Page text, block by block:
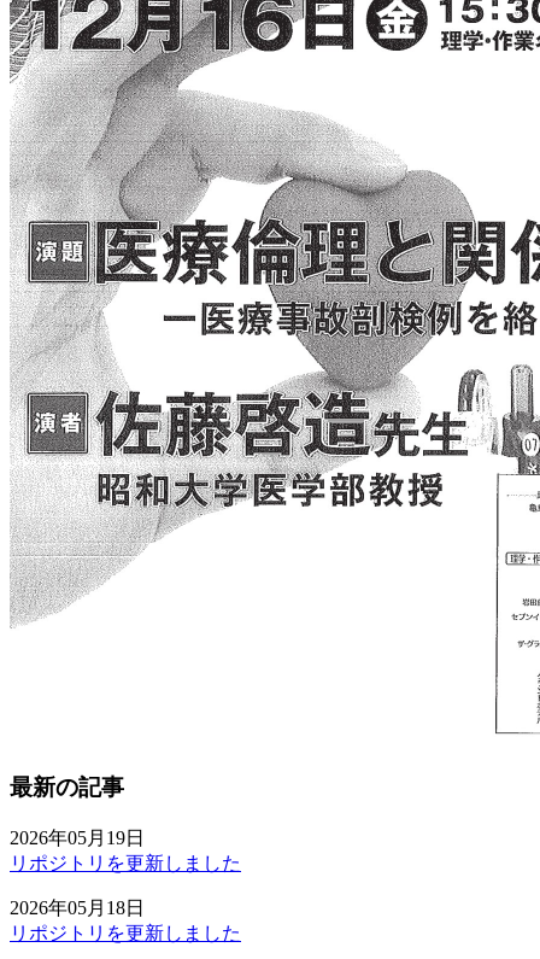
最新の記事
2026年05月19日
リポジトリを更新しました
2026年05月18日
リポジトリを更新しました